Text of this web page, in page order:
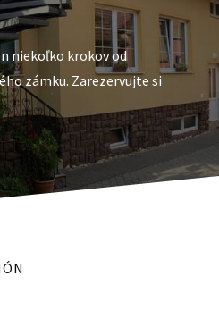
niekoľko krokov od
zámku. Zarezervujte si